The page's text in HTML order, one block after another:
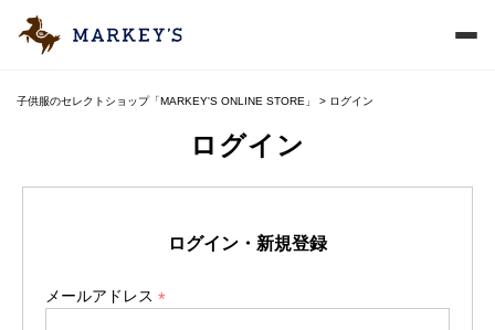
子供服のセレクトショップ「MARKEY'S ONLINE STORE」 ログイン
ログイン
ログイン・新規登録
メールアドレス